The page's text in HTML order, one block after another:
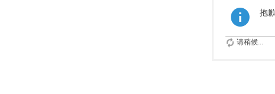
抱
请稍候...